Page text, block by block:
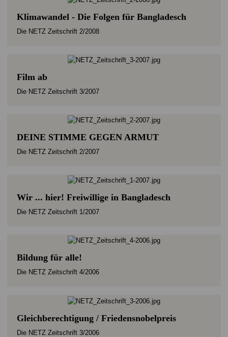
Klimawandel - Die Folgen für Bangladesch
Die NETZ Zeitschrift 2/2008
Film ab
Die NETZ Zeitschrift 3/2007
DEINE STIMME GEGEN ARMUT
Die NETZ Zeitschrift 2/2007
Wir ... hier! Freiwillige in Bangladesch
Die NETZ Zeitschrift 1/2007
Bildung für alle!
Die NETZ Zeitschrift 4/2006
Gleichberechtigung / Friedensnobelpreis
Die NETZ Zeitschrift 3/2006